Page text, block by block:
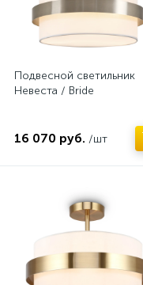
Подвесной светильник
Невеста / Bride
16 070 руб. /шт